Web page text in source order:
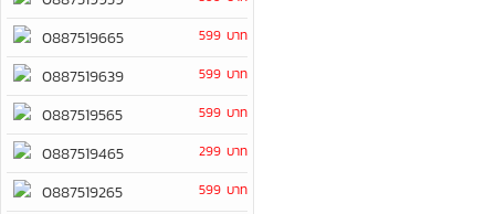
0887519665 599 บาท
0887519639 599 บาท
0887519565 599 บาท
0887519465 299 บาท
0887519265 599 บาท